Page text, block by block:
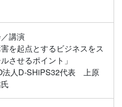
講演
害を起点とするビジネスをス
させるポイント」
法人D-SHiPS32代表 上原